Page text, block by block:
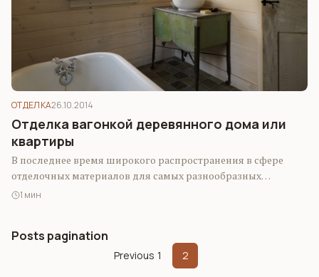
ОТДЕЛКА26.10.2014
Отделка вагонкой деревянного дома или
квартиры
В последнее время широкого распространения в сфере
отделочных материалов для самых разнообразных
поверхностей приобрела весьма практичная и красивая
1 мин
Posts pagination
Previous 1 2